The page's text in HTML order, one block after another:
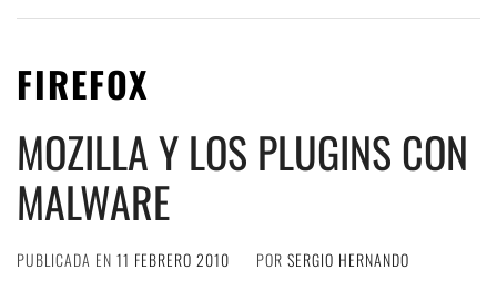
FIREFOX
MOZILLA Y LOS PLUGINS CON
MALWARE
PUBLICADA EN 11 FEBRERO 2010 POR SERGIO HERNANDO